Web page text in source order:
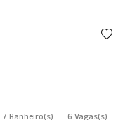
7 Banheiro(s) 6 Vagas(s)